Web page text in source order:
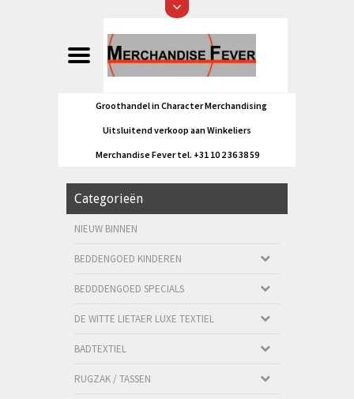
Groothandel in Character Merchandising
Uitsluitend verkoop aan Winkeliers
Merchandise Fever tel. +31 10 2 36 38 59
Categorieën
NIEUW BINNEN
BEDDENGOED KINDEREN
BEDDDENGOED SPECIALS
DE WITTE LIETAER LUXE TEXTIEL
BADTEXTIEL
RUGZAK / TASSEN